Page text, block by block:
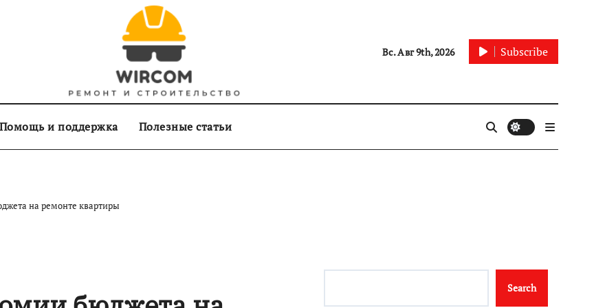
Вс. Авг 9th, 2026 Subscribe
и поддержка Полезные статьи
на ремонте квартиры
Search